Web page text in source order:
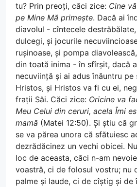
tu? Prin preoți, căci zice: Cine
pe Mine Mă primește. Dacă ai
diavolul - cîntecele
dulcegi, și jocurile
rușinoase, și pompa
din toată inima - în sfîrșit, dacă
necuviință și ai adus înăuntru
Hristos, și Hristos va fi cu ei,
frații Săi. Căci zice: Oricine va
Meu Celui din ceruri, acela Îmi
mamă (Matei 12:50). Și știu că
se va părea unora că sfătuiesc
dezrădăcinez un vechi obicei.
loc de aceasta, căci n-am
voastră, ci de folosul vostru; nu
palme și laude, ci de cîștig și de